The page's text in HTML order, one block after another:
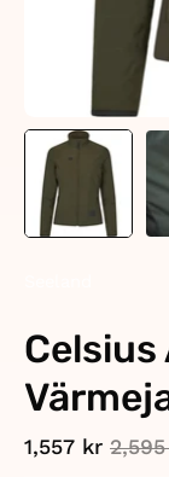
Celsius
1,557 kr